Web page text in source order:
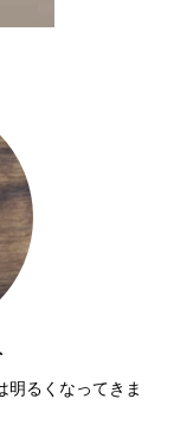
明るくなってきま